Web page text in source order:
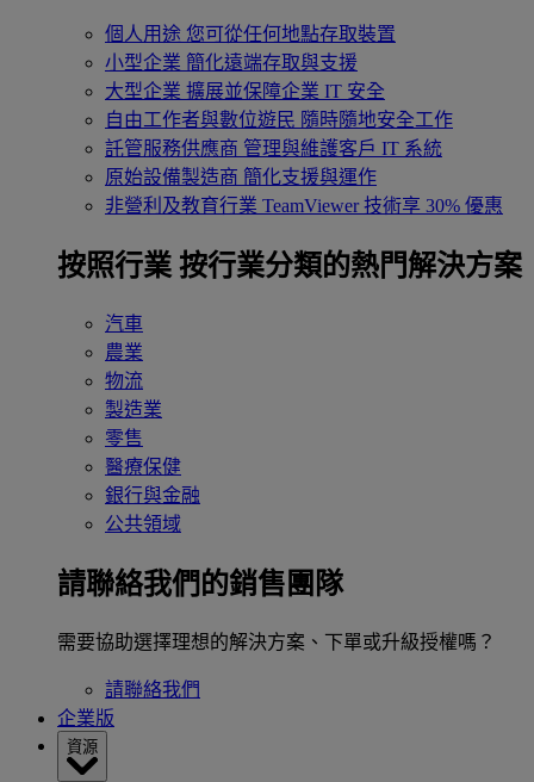
個人用途 您可從任何地點存取裝置
小型企業 簡化遠端存取與支援
大型企業 擴展並保障企業 IT 安全
自由工作者與數位遊民 隨時隨地安全工作
託管服務供應商 管理與維護客戶 IT 系統
原始設備製造商 簡化支援與運作
非營利及教育行業 TeamViewer 技術享 30% 優惠
按照行業 按行業分類的熱門解決方案
汽車
農業
物流
製造業
零售
醫療保健
銀行與金融
公共領域
請聯絡我們的銷售團隊
需要協助選擇理想的解決方案、下單或升級授權嗎？
請聯絡我們
企業版
資源